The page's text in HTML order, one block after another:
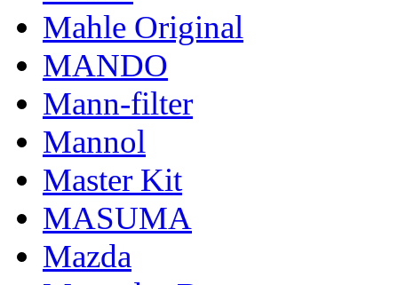
Mahle Original
MANDO
Mann-filter
Mannol
Master Kit
MASUMA
Mazda